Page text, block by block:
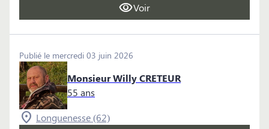
Voir
Publié le mercredi 03 juin 2026
Monsieur Willy CRETEUR
55 ans
Longuenesse (62)